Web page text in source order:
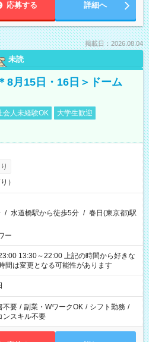
応募する 詳細へ
掲載日：2026.08.04
未読
8月15日・16日＞ドーム
会人未経験OK
大学生歓迎
）
/ 水道橋駅から徒歩5分 / 春日(東京都)駅
ー
22:00 上記の時間から好きな
間は変更となる可能性があります
不要 / 副業・WワークOK / シフト勤務 /
ンスキル不要